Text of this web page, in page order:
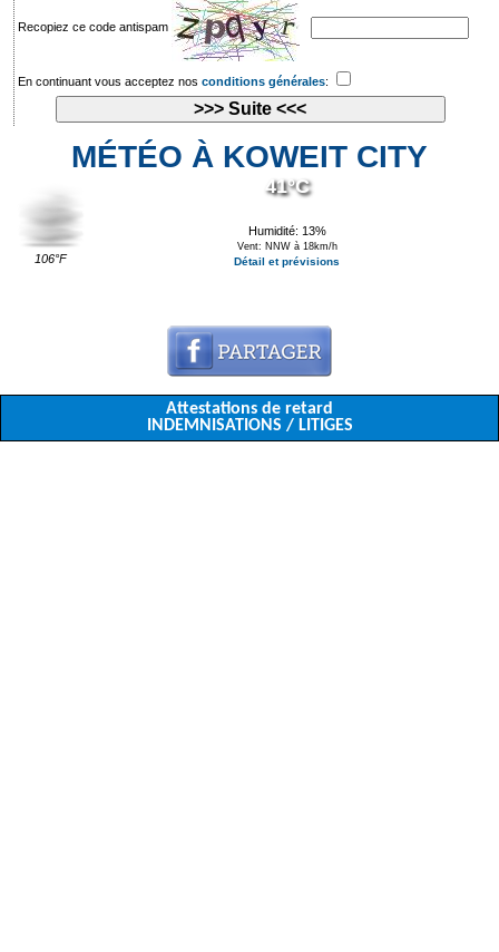
Recopiez ce code antispam
En continuant vous acceptez nos conditions générales:
MÉTÉO À KOWEIT CITY
106°F
41°C
Humidité: 13%
Vent: NNW à 18km/h
Détail et prévisions
Attestations de retard
INDEMNISATIONS / LITIGES